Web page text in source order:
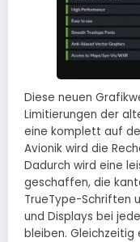
Diese neuen
Limitierungen der
eine komplett auf
Avionik wird die
Dadurch wird eine
geschaffen, die
TrueType-Schriften
und Displays bei
bleiben.